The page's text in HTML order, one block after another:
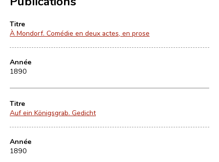
Titre
À Mondorf. Comédie en deux actes, en prose
Année
1890
Titre
Auf ein Königsgrab. Gedicht
Année
1890